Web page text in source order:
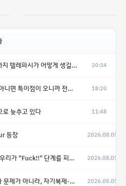
파시가 어떻게 생길 수 있는지 20:34
오니까 전부 롱을 쳐야 할지 모르겠다.” 18:20
늦추고 있다 11:48
등장 2026.08.05
단계를 피할 수 있기를 바랄 뿐" 2026.08.05
지능형 시스템의 피해에는 이론적으로 상한이 없다는 것이 문제" 2026.08.05